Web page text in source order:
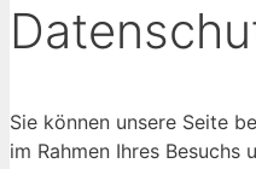
Sie können unsere Seite
im Rahmen Ihres